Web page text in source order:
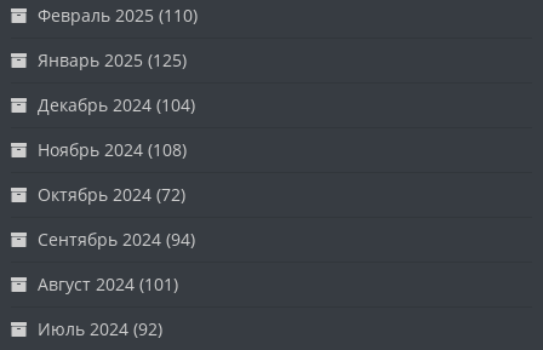
Февраль 2025 (110)
Январь 2025 (125)
Декабрь 2024 (104)
Ноябрь 2024 (108)
Октябрь 2024 (72)
Сентябрь 2024 (94)
Август 2024 (101)
Июль 2024 (92)